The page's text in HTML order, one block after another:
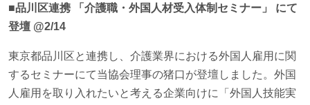
■品川区連携 「介護職・外国人材受入体制セミナー」 にて
登壇 @2/14
東京都品川区と連携し、介護業界における外国人雇用に関
するセミナーにて当協会理事の猪口が登壇しました。外国
人雇用を取り入れたいと考える企業向けに「外国人技能実